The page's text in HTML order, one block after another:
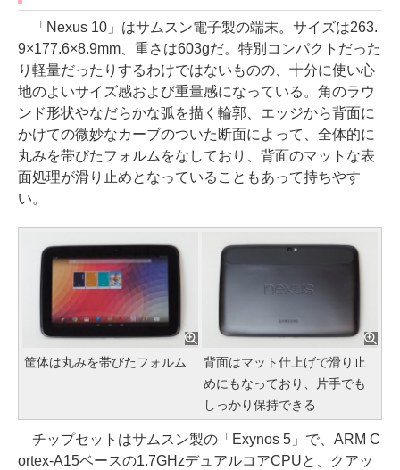
「Nexus 10」はサムスン電子製の端末。サイズは263.
9×177.6×8.9mm、重さは603gだ。特別コンパクトだった
り軽量だったりするわけではないものの、十分に使い心
地のよいサイズ感および重量感になっている。角のラウ
ンド形状やなだらかな弧を描く輪郭、エッジから背面に
かけての微妙なカーブのついた断面によって、全体的に
丸みを帯びたフォルムをなしており、背面のマットな表
面処理が滑り止めとなっていることもあって持ちやす
い。
筐体は丸みを帯びたフォルム
背面はマット仕上げで滑り止
めにもなっており、片手でも
しっかり保持できる
チップセットはサムスン製の「Exynos 5」で、ARM C
ortex-A15ベースの1.7GHzデュアルコアCPUと、クアッ